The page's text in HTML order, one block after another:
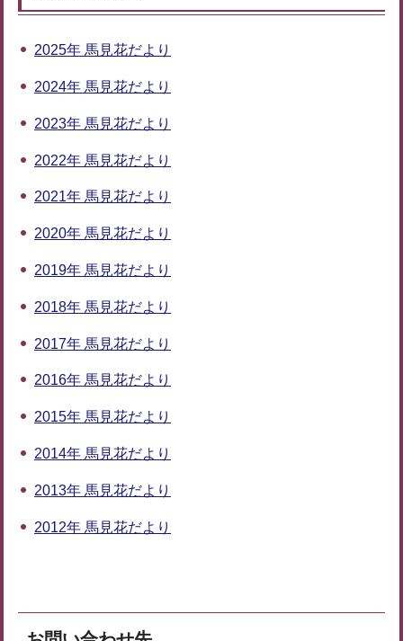
2025年 馬見花だより
2024年 馬見花だより
2023年 馬見花だより
2022年 馬見花だより
2021年 馬見花だより
2020年 馬見花だより
2019年 馬見花だより
2018年 馬見花だより
2017年 馬見花だより
2016年 馬見花だより
2015年 馬見花だより
2014年 馬見花だより
2013年 馬見花だより
2012年 馬見花だより